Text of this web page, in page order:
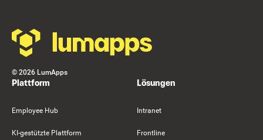
© 2026 LumApps
Plattform
Employee Hub
KI-gestützte Plattform
Lösungen
Intranet
Frontline